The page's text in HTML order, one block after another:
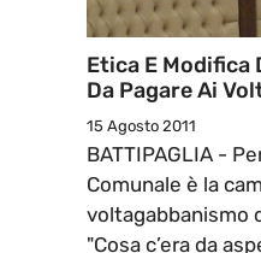
Etica E Modifica
Da Pagare Ai
15 Agosto 2011
BATTIPAGLIA -
Comunale è la
voltagabbanismo
"Cosa c’era da